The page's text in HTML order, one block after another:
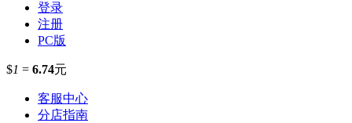
登录
注册
PC版
$1 = 6.74元
客服中心
分店指南